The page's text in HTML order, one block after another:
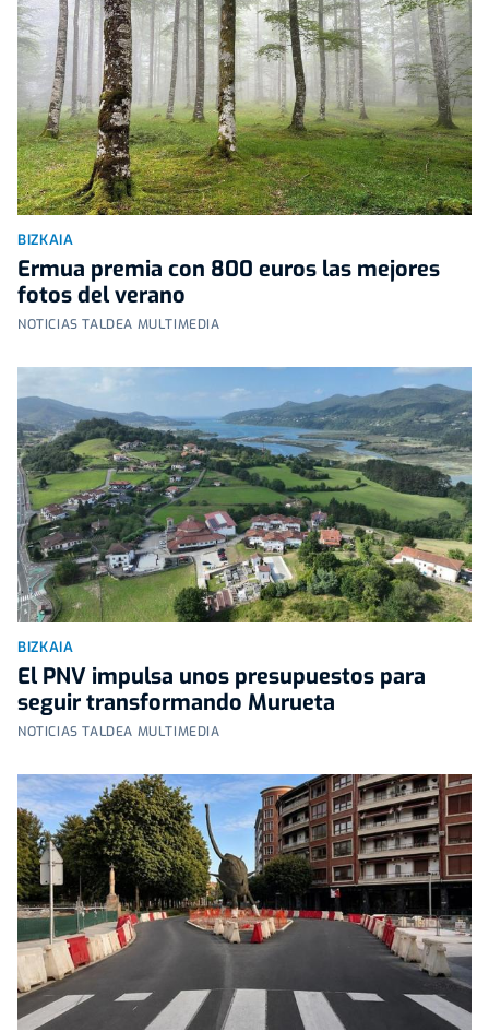
BIZKAIA
Ermua premia con 800 euros las mejores
fotos del verano
NOTICIAS TALDEA MULTIMEDIA
BIZKAIA
El PNV impulsa unos presupuestos para
seguir transformando Murueta
NOTICIAS TALDEA MULTIMEDIA